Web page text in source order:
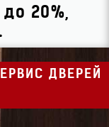
20%,
ДВЕРЕЙ